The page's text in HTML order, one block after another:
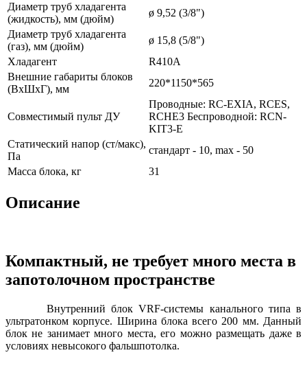
Диаметр труб хладагента
(жидкость), мм (дюйм)
ø 9,52 (3/8")
Диаметр труб хладагента
(газ), мм (дюйм)
ø 15,8 (5/8")
Хладагент
R410A
Внешние габариты блоков
(ВхШхГ), мм
220*1150*565
Совместимый пульт ДУ
Проводные: RC-EXIA, RCES,
RCHE3 Беспроводной: RCN-
KIT3-E
Статический напор (ст/макс),
Па
стандарт - 10, max - 50
Масса блока, кг
31
Описание
Компактный, не требует много места в
запотолочном пространстве
Внутренний блок VRF-системы канального типа в
ультратонком корпусе. Ширина блока всего 200 мм. Данный
блок не занимает много места, его можно размещать даже в
условиях невысокого фальшпотолка.